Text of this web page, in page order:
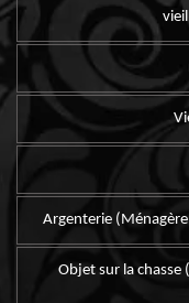
Argenterie
Objet sur la chasse